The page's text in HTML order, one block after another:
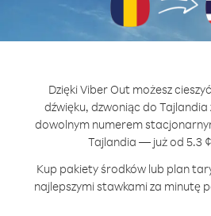
Dzięki Viber Out możesz
dźwięku, dzwoniąc do Tajlandia
dowolnym numerem
Tajlandia — już od 5.3
Kup pakiety środków lub plan
najlepszymi stawkami za minutę